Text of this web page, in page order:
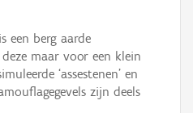
een berg aarde
maar voor een klein
‘assestenen’ en
zijn deels